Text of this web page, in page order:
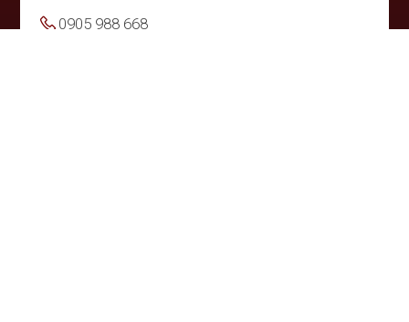
0905 988 668